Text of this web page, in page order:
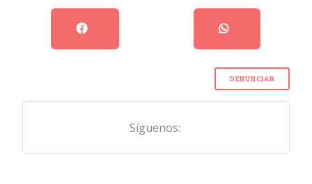
DENUNCIAR
Síguenos: